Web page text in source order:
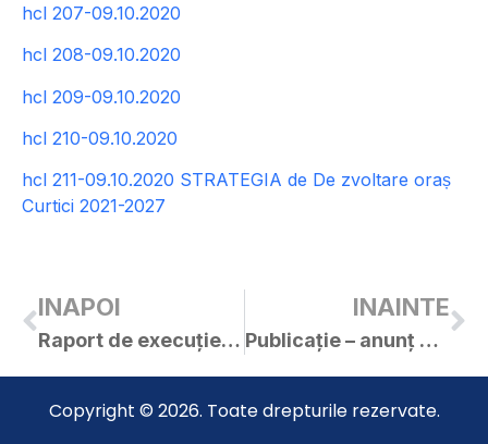
hcl 207-09.10.2020
hcl 208-09.10.2020
hcl 209-09.10.2020
hcl 210-09.10.2020
hcl 211-09.10.2020 STRATEGIA de De zvoltare oraș
Curtici 2021-2027
INAPOI
Raport de execuție bugetară la 30.09.2020
INAINTE
Publicație – anunț de vânzare nr. 5 / 01.10.2020 / BEJ Dobrei Dacian Mihai
Copyright © 2026. Toate drepturile rezervate.